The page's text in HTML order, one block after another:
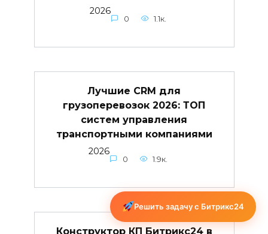
2026
0 1.1к.
Лучшие CRM для
грузоперевозок 2026: ТОП
систем управления
транспортными компаниями
2026
0 1.9к.
Конструктор КП Битрикс24 в
Решить задачу с Битрикс24